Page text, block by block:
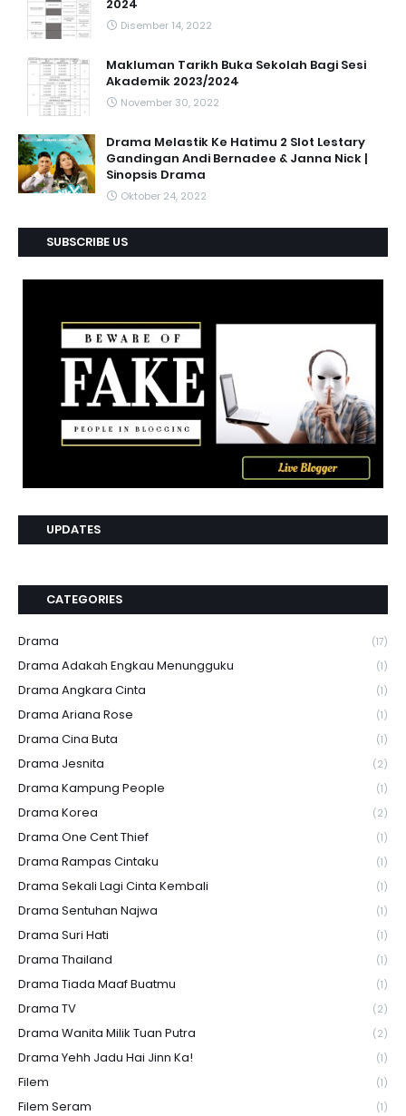
2024
Disember 14, 2022
Makluman Tarikh Buka Sekolah Bagi Sesi
Akademik 2023/2024
November 30, 2022
Drama Melastik Ke Hatimu 2 Slot Lestary
Gandingan Andi Bernadee & Janna Nick |
Sinopsis Drama
Oktober 24, 2022
SUBSCRIBE US
UPDATES
CATEGORIES
Drama (17)
Drama Adakah Engkau Menungguku (1)
Drama Angkara Cinta (1)
Drama Ariana Rose (1)
Drama Cina Buta (1)
Drama Jesnita (2)
Drama Kampung People (1)
Drama Korea (2)
Drama One Cent Thief (1)
Drama Rampas Cintaku (1)
Drama Sekali Lagi Cinta Kembali (1)
Drama Sentuhan Najwa (1)
Drama Suri Hati (1)
Drama Thailand (1)
Drama Tiada Maaf Buatmu (1)
Drama TV (2)
Drama Wanita Milik Tuan Putra (2)
Drama Yehh Jadu Hai Jinn Ka! (1)
Filem (1)
Filem Seram (1)